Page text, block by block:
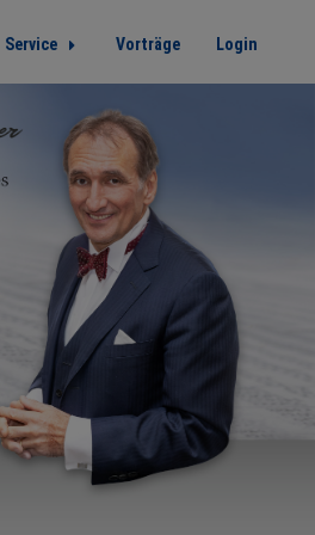
Service Vorträge Login